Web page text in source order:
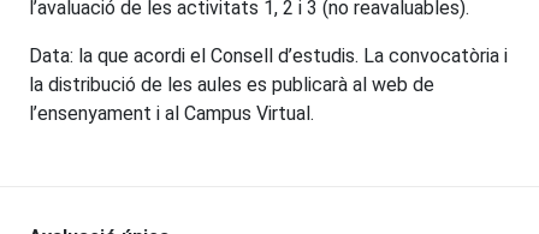
l’avaluació de les activitats 1, 2 i 3 (no reavaluables).
Data: la que acordi el Consell d’estudis. La convocatòria i
la distribució de les aules es publicarà al web de
l’ensenyament i al Campus Virtual.